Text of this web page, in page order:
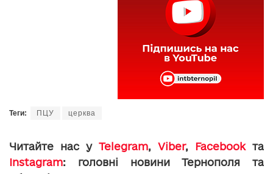
Теги: ПЦУ церква
Читайте нас у Telegram, Viber, Facebookта
Instagram: головні новини Тернополя та